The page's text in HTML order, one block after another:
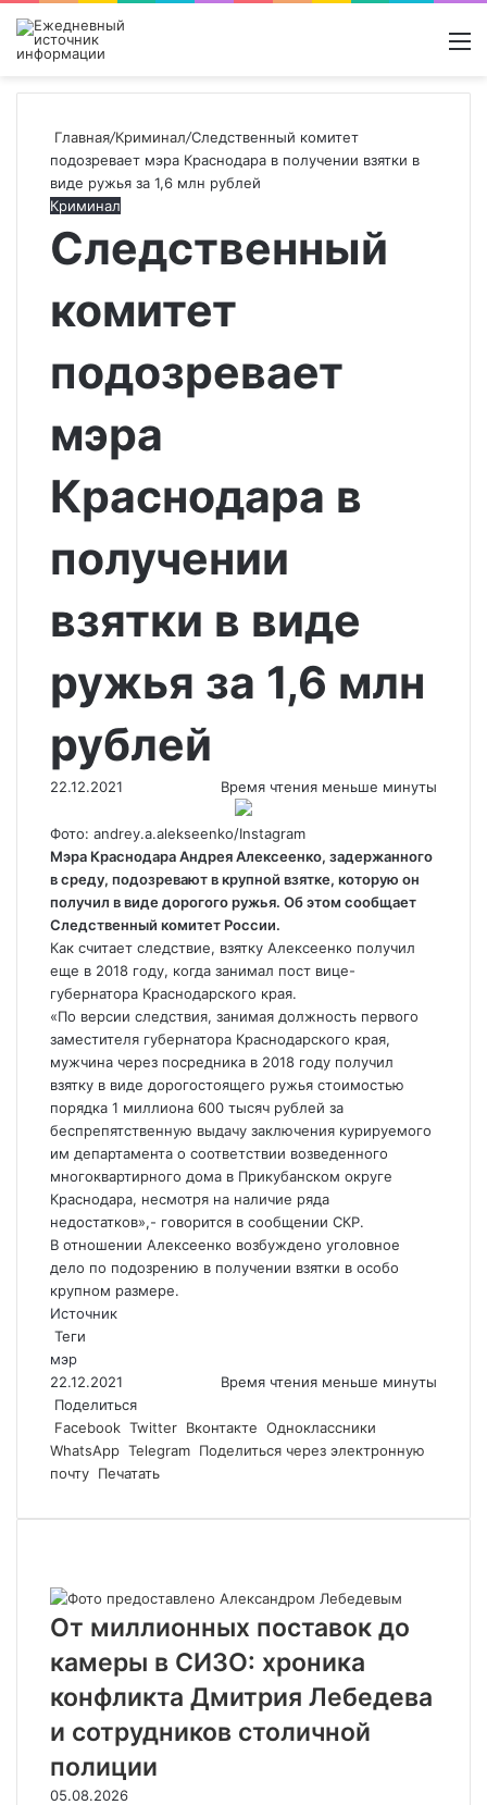
Поиск
Switch
Главная/Криминал/Следственный комитет
подозревает мэра Краснодара в получении взятки в
виде ружья за 1,6 млн рублей
Криминал
Следственный
комитет
подозревает
мэра
Краснодара в
получении
взятки в виде
ружья за 1,6 млн
рублей
22.12.2021 Время чтения меньше минуты
Фото: andrey.a.alekseenko/Instagram
Мэра Краснодара Андрея Алексеенко, задержанного
в среду, подозревают в крупной взятке, которую он
получил в виде дорогого ружья. Об этом сообщает
Следственный комитет России.
Как считает следствие, взятку Алексеенко получил
еще в 2018 году, когда занимал пост вице-
губернатора Краснодарского края.
«По версии следствия, занимая должность первого
заместителя губернатора Краснодарского края,
мужчина через посредника в 2018 году получил
взятку в виде дорогостоящего ружья стоимостью
порядка 1 миллиона 600 тысяч рублей за
беспрепятственную выдачу заключения курируемого
им департамента о соответствии возведенного
многоквартирного дома в Прикубанском округе
Краснодара, несмотря на наличие ряда
недостатков»,- говорится в сообщении СКР.
В отношении Алексеенко возбуждено уголовное
дело по подозрению в получении взятки в особо
крупном размере.
Источник
Теги
мэр
22.12.2021
Время чтения меньше минуты
Поделиться
Facebook Twitter Вконтакте Одноклассники
WhatsApp Telegram Поделиться через электронную
почту Печатать
От миллионных поставок до
камеры в СИЗО: хроника
конфликта Дмитрия Лебедева
и сотрудников столичной
полиции
05.08.2026